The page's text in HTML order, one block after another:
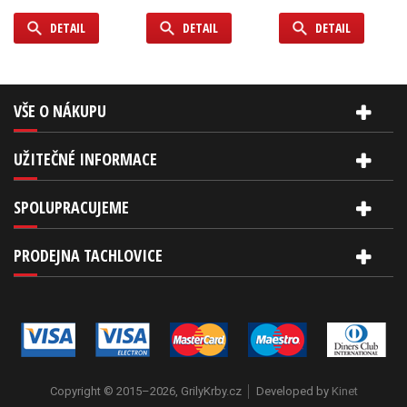
DETAIL DETAIL DETAIL
VŠE O NÁKUPU
UŽITEČNÉ INFORMACE
SPOLUPRACUJEME
PRODEJNA TACHLOVICE
Copyright © 2015–2026, GrilyKrby.cz Developed by Kinet